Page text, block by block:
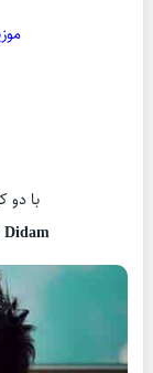
با دو کیفیت ۳۲۰ و